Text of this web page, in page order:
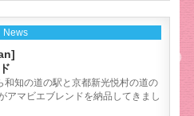
News
和知の道の駅と京都新光悦村の道の
アマビエブレンドを納品してきまし